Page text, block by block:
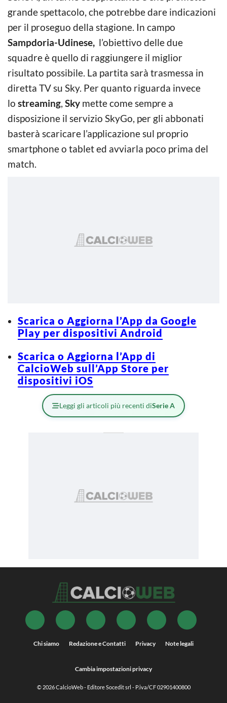
grande spettacolo, che potrebbe dare indicazioni
per il proseguo della stagione. In campo
Sampdoria-Udinese, l’obiettivo delle due
squadre è quello di raggiungere il miglior
risultato possibile. La partita sarà trasmessa in
diretta TV su Sky. Per quanto riguarda invece
lo streaming, Sky mette come sempre a
disposizione il servizio SkyGo, per gli abbonati
basterà scaricare l’applicazione sul proprio
smartphone o tablet ed avviarla poco prima del
match.
Scarica o Aggiorna l’App da Google
Play per dispositivi Android
Scarica o Aggiorna l’App di
CalcioWeb sull’App Store per
dispositivi iOS
Leggi gli articoli più recenti diSerie A
Chi siamo Redazione e Contatti Privacy Note legali
Cambia impostazioni privacy
© 2026CalcioWeb- Editore Socedit srl - P.iva/CF 02901400800